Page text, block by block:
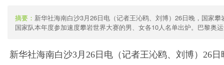
摘要： 新华社海南白沙3月26日电（记者王沁鸥、刘博）26日晚，国家
国家队本年度参加速度攀岩世界大赛的男、女各10人名单出炉。巴黎奥
新华社海南白沙3月26日电（记者王沁鸥、刘博）26